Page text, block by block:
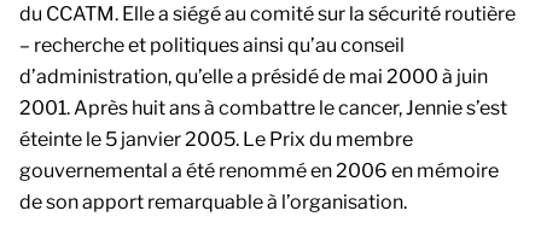
du CCATM. Elle a siégé au comité sur la sécurité routière
– recherche et politiques ainsi qu’au conseil
d’administration, qu’elle a présidé de mai 2000 à juin
2001. Après huit ans à combattre le cancer, Jennie s’est
éteinte le 5 janvier 2005. Le Prix du membre
gouvernemental a été renommé en 2006 en mémoire
de son apport remarquable à l’organisation.